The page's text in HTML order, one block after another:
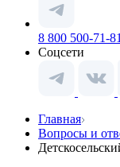
8 800 500-71-81
Соцсети
Главная
Вопросы и